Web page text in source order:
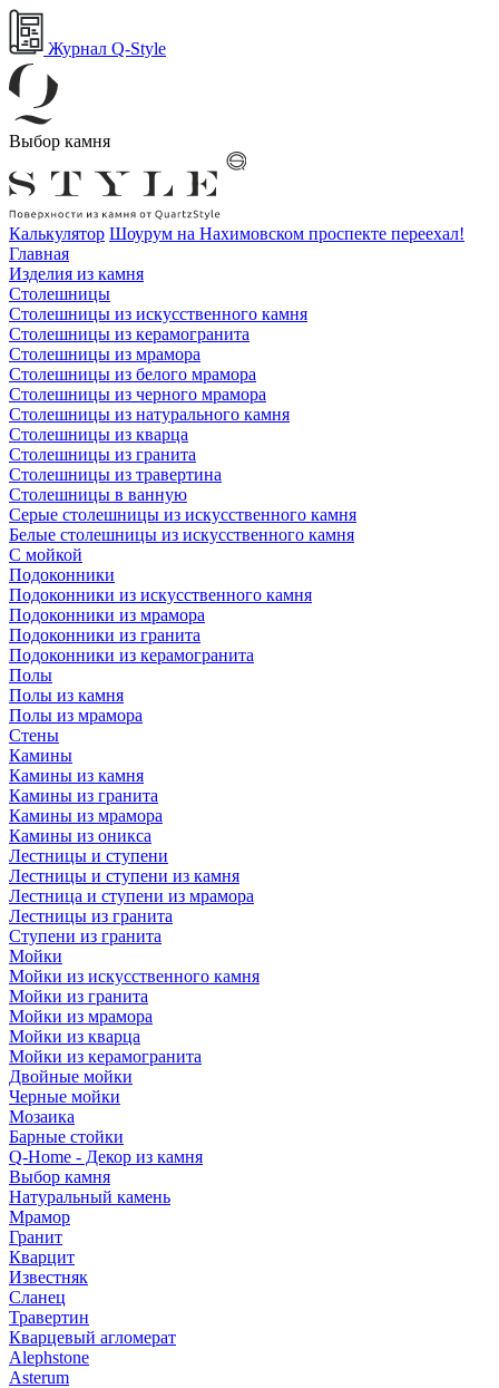
Журнал Q-Style
Выбор камня
Калькулятор Шоурум на Нахимовском проспекте переехал!
Главная
Изделия из камня
Столешницы
Столешницы из искусственного камня
Столешницы из керамогранита
Столешницы из мрамора
Столешницы из белого мрамора
Столешницы из черного мрамора
Столешницы из натурального камня
Столешницы из кварца
Столешницы из гранита
Столешницы из травертина
Столешницы в ванную
Серые столешницы из искусственного камня
Белые столешницы из искусственного камня
С мойкой
Подоконники
Подоконники из искусственного камня
Подоконники из мрамора
Подоконники из гранита
Подоконники из керамогранита
Полы
Полы из камня
Полы из мрамора
Стены
Камины
Камины из камня
Камины из гранита
Камины из мрамора
Камины из оникса
Лестницы и ступени
Лестницы и ступени из камня
Лестница и ступени из мрамора
Лестницы из гранита
Ступени из гранита
Мойки
Мойки из искусственного камня
Мойки из гранита
Мойки из мрамора
Мойки из кварца
Мойки из керамогранита
Двойные мойки
Черные мойки
Мозаика
Барные стойки
Q-Home - Декор из камня
Выбор камня
Натуральный камень
Мрамор
Гранит
Кварцит
Известняк
Сланец
Травертин
Кварцевый агломерат
Alephstone
Asterum